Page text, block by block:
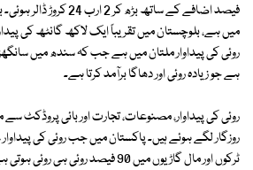
فیصد اضافے کے ساتھ بڑھ کر
میں ہے، بلوچستان میں تقریباً ایک لاکھ گانٹھ کی
روئی کی پیداوار ملتان میں ہے جب کہ سندھ میں
ہے جو زیادہ روئی اور دھاگا برآمد کرتا ہے۔
روئی کی پیداوار، مصنوعات، تجارت اور بائی پروڈکٹ
روزگار لگے ہوئے ہیں۔ پاکستان میں جب روئی کی
ٹرکوں اور مال گاڑیوں میں 90 فیصد